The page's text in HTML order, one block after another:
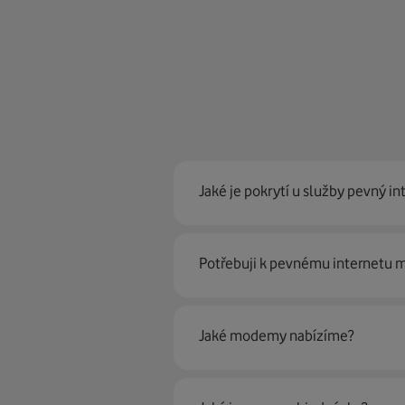
Jaké je pokrytí u služby pevný
Pevný internet můžeme
Potřebuji k pevnému internetu
Ano, potřebujete. Rádi vám ho
poradí naši proškolení prodejci
Jaké modemy nabízíme?